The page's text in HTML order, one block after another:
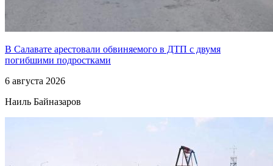
В Салавате арестовали обвиняемого в ДТП с двумя
погибшими подростками
6 августа 2026
Наиль Байназаров